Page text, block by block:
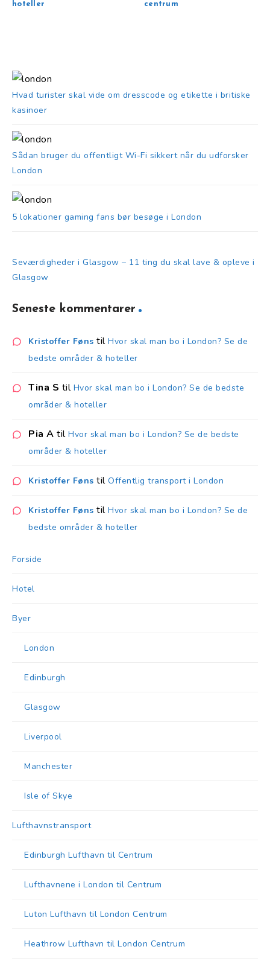
hoteller
centrum
Hvad turister skal vide om dresscode og etikette i britiske
kasinoer
Sådan bruger du offentligt Wi-Fi sikkert når du udforsker
London
5 lokationer gaming fans bør besøge i London
Seværdigheder i Glasgow – 11 ting du skal lave & opleve i
Glasgow
Seneste kommentarer
Kristoffer Føns til Hvor skal man bo i London? Se de
bedste områder & hoteller
Tina S til Hvor skal man bo i London? Se de bedste
områder & hoteller
Pia A til Hvor skal man bo i London? Se de bedste
områder & hoteller
Kristoffer Føns til Offentlig transport i London
Kristoffer Føns til Hvor skal man bo i London? Se de
bedste områder & hoteller
Forside
Hotel
Byer
London
Edinburgh
Glasgow
Liverpool
Manchester
Isle of Skye
Lufthavnstransport
Edinburgh Lufthavn til Centrum
Lufthavnene i London til Centrum
Luton Lufthavn til London Centrum
Heathrow Lufthavn til London Centrum